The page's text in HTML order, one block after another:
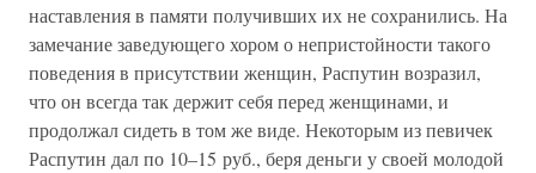
наставления в памяти получивших их не сохранились. На
замечание заведующего хором о непристойности такого
поведения в присутствии женщин, Распутин возразил,
что он всегда так держит себя перед женщинами, и
продолжал сидеть в том же виде. Некоторым из певичек
Распутин дал по 10–15 руб., беря деньги у своей молодой